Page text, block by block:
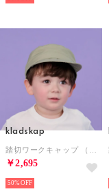
kladskap
￥2,695
50%